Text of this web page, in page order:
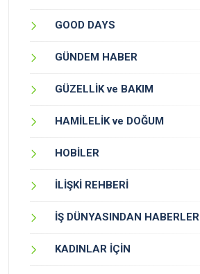
GOOD DAYS
GÜNDEM HABER
GÜZELLİK ve BAKIM
HAMİLELİK ve DOĞUM
HOBİLER
İLİŞKİ REHBERİ
İŞ DÜNYASINDAN HABERLER
KADINLAR İÇİN